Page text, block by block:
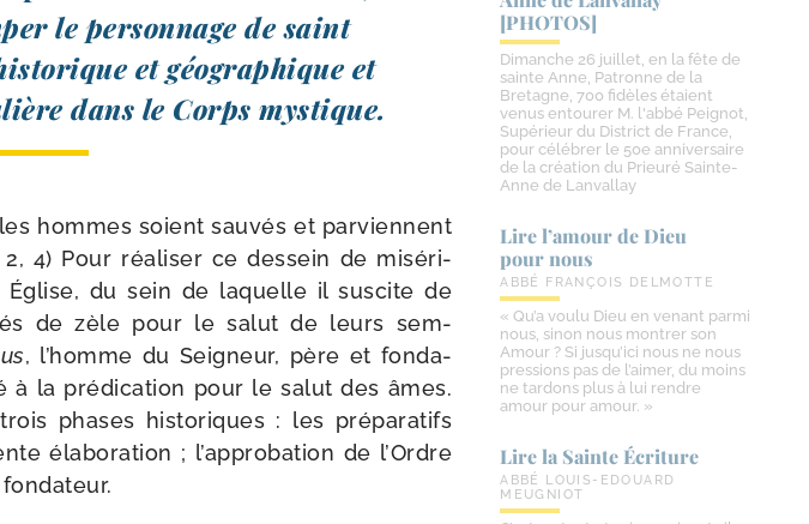
le per­son­nage de saint
et géo­gra­phique et
dans le Corps mystique.
hommes soient sau­vés et par­viennent
4) Pour réa­li­ser ce des­sein de misé­ri­
du sein de laquelle il sus­cite de
de zèle pour le salut de leurs sem­
, l’homme du Seigneur, père et fon­da­
à la pré­di­ca­tion pour le salut des âmes.
phases his­to­riques : les pré­pa­ra­tifs
éla­bo­ra­tion ; l’approbation de l’Ordre
[PHOTOS]
Dimanche 26 juillet, en la fête de
sainte Anne, Patronne de la
Bretagne, 700 fidèles étaient
venus entourer M. l'abbé Peignot,
Supérieur du District de France,
pour célébrer le 50e anniversaire
de la création du Prieuré Sainte-
Anne de Lanvallay
Lire l’amour de Dieu
pour nous
ABBÉ FRANÇOIS DELMOTTE
« Qu’a voulu Dieu en venant parmi
nous, sinon nous montrer son
Amour ? Si jusqu’ici nous ne nous
pressions pas de l’aimer, du moins
ne tardons plus à lui rendre
amour pour amour. »
Lire la Sainte Écriture
ABBÉ LOUIS-EDOUARD
MEUGNIOT